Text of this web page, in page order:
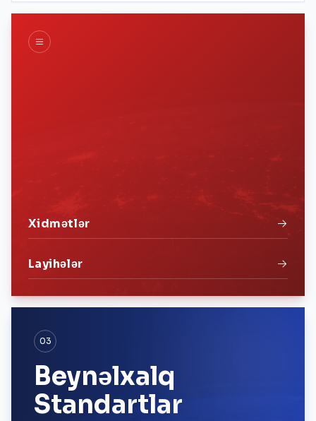
Xidmətlər
Layihələr
03
Beynəlxalq
Standartlar